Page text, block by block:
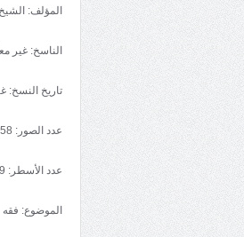
المؤلف:
الناسخ: غير
تاريخ النسخ:
عدد الصور: 158
عدد الأسطر: 29
الموضوع: فقه